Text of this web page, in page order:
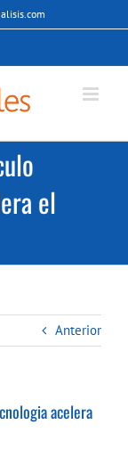
el
Anterior
acelera